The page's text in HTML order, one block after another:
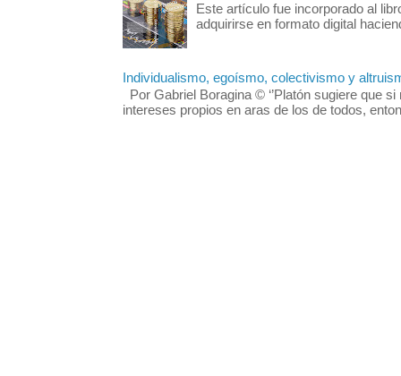
Este artículo fue incorporado al
adquirirse en formato digital
Individualismo, egoísmo, colectivismo y
Por Gabriel Boragina © ‘’Platón sugiere que
intereses propios en aras de los de todos,